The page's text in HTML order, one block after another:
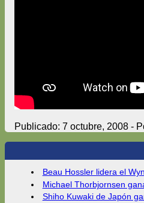
Publicado: 7 octubre, 2008 -
Beau Hossler lidera el
Michael Thorbjornsen
Shiho Kuwaki de Japón